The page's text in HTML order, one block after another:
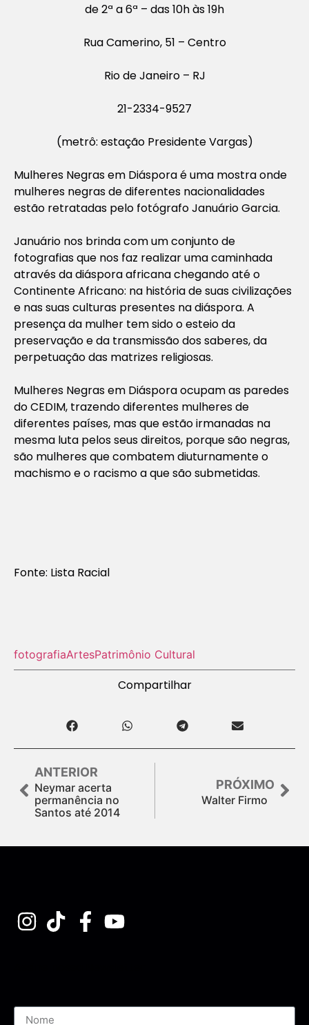
de 2ª a 6ª – das 10h às 19h
Rua Camerino, 51 – Centro
Rio de Janeiro – RJ
21-2334-9527
(metrô: estação Presidente Vargas)
Mulheres Negras em Diáspora é uma mostra onde
mulheres negras de diferentes nacionalidades
estão retratadas pelo fotógrafo Januário Garcia.
Januário nos brinda com um conjunto de
fotografias que nos faz realizar uma caminhada
através da diáspora africana chegando até o
Continente Africano: na história de suas civilizações
e nas suas culturas presentes na diáspora. A
presença da mulher tem sido o esteio da
preservação e da transmissão dos saberes, da
perpetuação das matrizes religiosas.
Mulheres Negras em Diáspora ocupam as paredes
do CEDIM, trazendo diferentes mulheres de
diferentes países, mas que estão irmanadas na
mesma luta pelos seus direitos, porque são negras,
são mulheres que combatem diuturnamente o
machismo e o racismo a que são submetidas.
Fonte: Lista Racial
fotografiaArtesPatrimônio Cultural
Compartilhar
ANTERIOR
Neymar acerta
permanência no
Santos até 2014
PRÓXIMO
Walter Firmo